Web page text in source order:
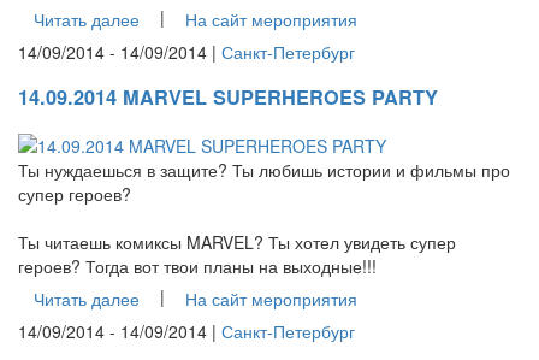
Читать далее
|
На сайт мероприятия
14/09/2014 - 14/09/2014 | Санкт-Петербург
14.09.2014 MARVEL SUPERHEROES PARTY
Ты нуждаешься в защите? Ты любишь истории и фильмы про
супер героев?
Ты читаешь комиксы MARVEL? Ты хотел увидеть супер
героев? Тогда вот твои планы на выходные!!!
Читать далее
|
На сайт мероприятия
14/09/2014 - 14/09/2014 | Санкт-Петербург